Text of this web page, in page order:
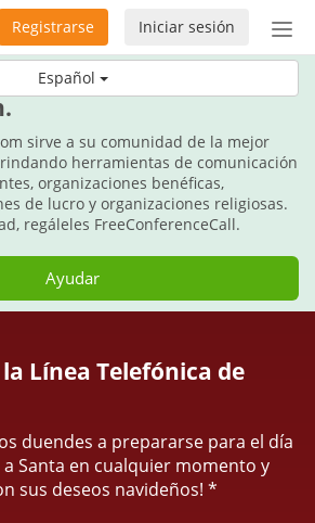
Español
de
Iniciar sesión
Registrarse
regale
sirve a su comunidad de la mejor
herramientas de comunicación
organizaciones benéficas,
de lucro y organizaciones religiosas.
regáleles FreeConferenceCall.
Ayudar
Línea Telefónica de
duendes a prepararse para el día
a Santa en cualquier momento y
sus deseos navideños! *